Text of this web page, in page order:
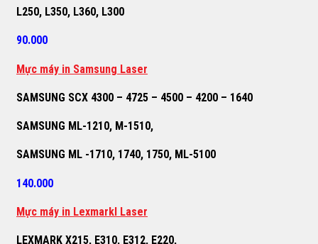
L250, L350, L360, L300
90.000
Mực máy in Samsung Laser
SAMSUNG SCX 4300 – 4725 – 4500 – 4200 – 1640
SAMSUNG ML-1210, M-1510,
SAMSUNG ML -1710, 1740, 1750, ML-5100
140.000
Mực máy in Lexmarkl Laser
LEXMARK X215, E310, E312, E220,